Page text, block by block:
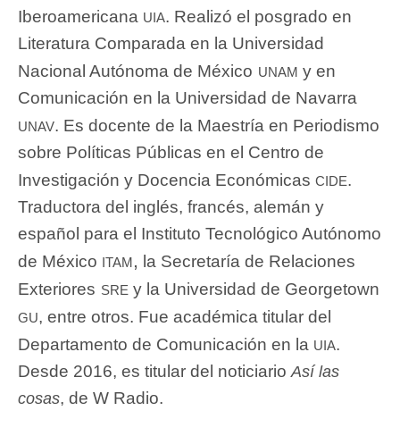
Iberoamericana uia. Realizó el posgrado en
Literatura Comparada en la Universidad
Nacional Autónoma de México unam y en
Comunicación en la Universidad de Navarra
unav. Es docente de la Maestría en Periodismo
sobre Políticas Públicas en el Centro de
Investigación y Docencia Económicas cide.
Traductora del inglés, francés, alemán y
español para el Instituto Tecnológico Autónomo
de México itam, la Secretaría de Relaciones
Exteriores sre y la Universidad de Georgetown
gu, entre otros. Fue académica titular del
Departamento de Comunicación en la uia.
Desde 2016, es titular del noticiarioAsí las
cosas, de W Radio.